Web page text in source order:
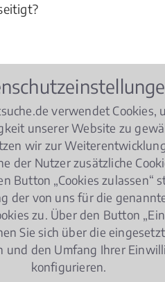
Mietrecht zu beachten?
oder als Vermieter die
Berater und
verwendet Cookies,
unserer Website zu
wir zur
der Nutzer zusätzliche
Button „Cookies zulassen“
der von uns für die
zu. Über den Button
Sie sich über die
und den Umfang Ihrer
konfigurieren.